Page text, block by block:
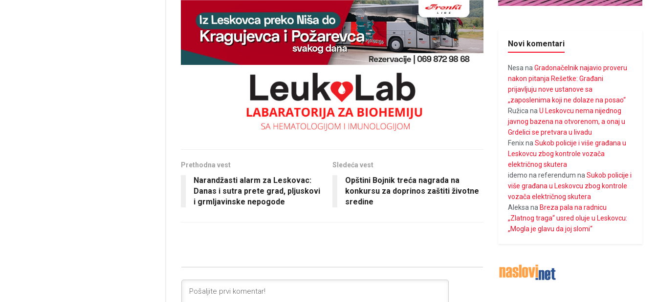
Prethodna vest
Narandžasti alarm za Leskovac:
Danas i sutra prete grad, pljuskovi
i grmljavinske nepogode
Sledeća vest
Opštini Bojnik treća nagrada na
konkursu za doprinos zaštiti životne
sredine
Novi komentari
Nesa naGradonačelnik najavio proveru
nakon pitanja Rešetke: Građani
prijavljuju nove ustanove sa
„zaposlenima koji ne dolaze na posao“
Ružica naU Leskovcu nema nijednog
javnog bazena na otvorenom, a onaj u
Grdelici se pretvara u livadu
FenixnaSukob policije i više građana u
Leskovcu zbog kontrole vozača
električnog skutera
idemo na referendum naSukob policije i
više građana u Leskovcu zbog kontrole
vozača električnog skutera
Aleksa na Breza pala na radnicu
„Zlatnog traga“ usred oluje u Leskovcu:
„Mogla je glavu da joj slomi“